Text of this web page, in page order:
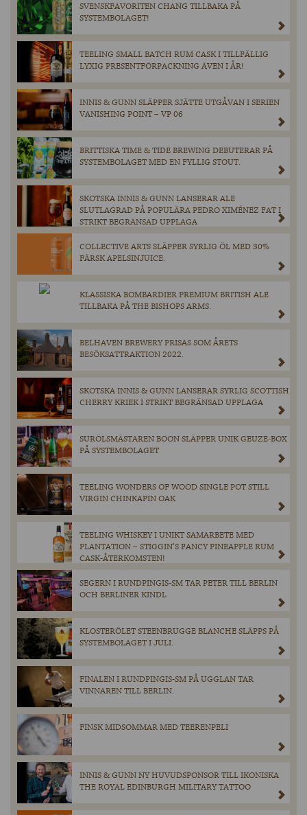
SVENSKFAVORITEN CHANG TILLBAKA PÅ
SYSTEMBOLAGET!
TEELING SMALL BATCH RUM CASK I TILLFÄLLIG
LYXIG PRESENTFÖRPACKNING ÄVEN I ÅR!
INNIS & GUNN SLÄPPER SJÄTTE UTGÅVAN I SERIEN
VANISHING POINT – VP 06
BRITTISKA TIME & TIDE BREWING DEBUTERAR PÅ
SYSTEMBOLAGET MED EN FYLLIG STOUT.
SKOTSKA INNIS & GUNN LANSERAR ALE
SLUTLAGRAD PÅ POPULÄRA PEDRO XIMÉNEZ FAT I
STRIKT BEGRÄNSAD UPPLAGA
COLLECTIVE ARTS SLÄPPER SYRLIG ÖL MED 30%
FÄRSK APELSINJUICE.
KLASSISKA BOMBARDIER PREMIUM BRITISH ALE
TILLBAKA PÅ THE BISHOPS ARMS.
BELHAVEN BREWERY PRISAS SOM ÅRETS
BESÖKSATTRAKTION 2022.
SKOTSKA INNIS & GUNN LANSERAR SYRLIG SCOTTISH
CHERRY KRIEK I STRIKT BEGRÄNSAD UPPLAGA
SURÖLSMÄSTAREN BOON SLÄPPER UNIK GEUZE-BOX
PÅ SYSTEMBOLAGET
TEELING WONDERS OF WOOD SINGLE POT STILL
VIRGIN CHINKAPIN OAK
TEELING WHISKEY I UNIKT SAMARBETE MED
PLANTATION – STIGGIN’S FANCY PINEAPPLE RUM
CASK-ÅTERKOMSTEN!
SEGERN I RUNDPINGIS-SM TAR PETER TILL BERLIN
OCH BERLINER KINDL
KLOSTERÖLET STEENBRUGGE BLANCHE SLÄPPS PÅ
SYSTEMBOLAGET I JULI.
FINALEN I RUNDPINGIS-SM PÅ UGGLAN TAR
VINNAREN TILL BERLIN.
FINSK MIDSOMMAR MED TEERENPELI
INNIS & GUNN NY HUVUDSPONSOR TILL IKONISKA
THE ROYAL EDINBURGH MILITARY TATTOO